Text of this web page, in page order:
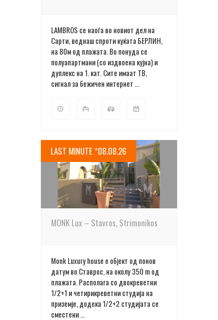
LAMBROS се наоѓа во новиот дел на
Сарти, веднаш спроти куќата БЕРЛИН,
на 80м од плажата. Во понуда се
полуапартмани (со издвоена кујна) и
дуплекс на 1. кат. Сите имаат ТВ,
сигнал за бежичен интернет ...
LAST MINUTE *08.08.26
ПОВЕЌЕ ДЕТАЛИ
MONK Lux – Stavros, Strimonikos
Monk Luxury house е објект од понов
датум во Ставрос, на околу 350 m oд
плажата. Располага со двокреветни
1/2+1 и четирикреветни студија на
приземје, додека 1/2+2 студијата се
сместени ...